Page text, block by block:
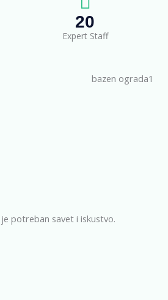
20
Expert Staff
potreban savet i iskustvo.